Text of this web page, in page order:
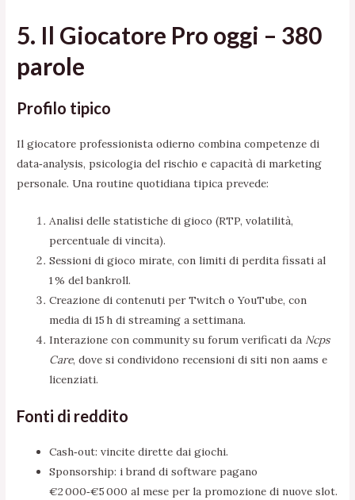
5. Il Giocatore Pro oggi – 380
parole
Profilo tipico
Il giocatore professionista odierno combina competenze di
data‑analysis, psicologia del rischio e capacità di marketing
personale. Una routine quotidiana tipica prevede:
Analisi delle statistiche di gioco (RTP, volatilità,
percentuale di vincita).
Sessioni di gioco mirate, con limiti di perdita fissati al
1 % del bankroll.
Creazione di contenuti per Twitch o YouTube, con
media di 15 h di streaming a settimana.
Interazione con community su forum verificati da Ncps
Care, dove si condividono recensioni di siti non aams e
licenziati.
Fonti di reddito
Cash‑out: vincite dirette dai giochi.
Sponsorship: i brand di software pagano
€2 000‑€5 000 al mese per la promozione di nuove slot.